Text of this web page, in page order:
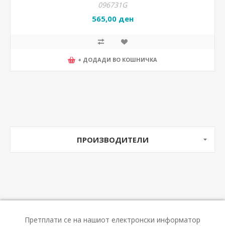
096731G
565,00 ден
+ ДОДАДИ ВО КОШНИЧКА
ПРОИЗВОДИТЕЛИ
Претплати се на нашиот електронски информатор